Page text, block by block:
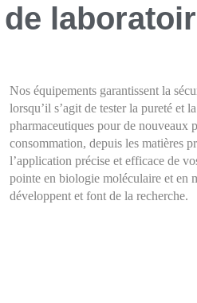
Nos équipements garantissent la
lorsqu’il s’agit de tester la pureté et
pharmaceutiques pour de nouveaux
consommation, depuis les matières
l’application précise et efficace de
pointe en biologie moléculaire et en
développent et font de la recherche.